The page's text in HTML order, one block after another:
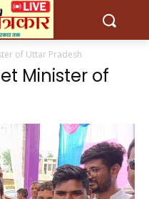
of Uttar Pradesh
Minister of